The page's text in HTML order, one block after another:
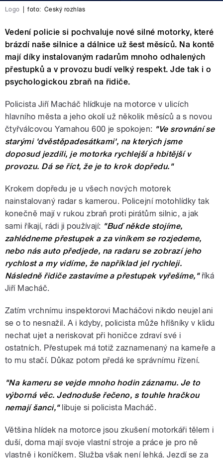
Logo foto: Český rozhlas
Vedení policie si pochvaluje nové silné motorky, které
brázdí naše silnice a dálnice už šest měsíců. Na kontě
mají díky instalovaným radarům mnoho odhalených
přestupků a v provozu budí velký respekt. Jde tak i o
psychologickou zbraň na řidiče.
Policista Jiří Macháč hlídkuje na motorce v ulicích
hlavního města a jeho okolí už několik měsíců a s novou
čtyřválcovou Yamahou 600 je spokojen: "Ve srovnání se
starými 'dvěstěpadesátkami', na kterých jsme
doposud jezdili, je motorka rychlejší a hbitější v
provozu. Dá se říct, že je to krok dopředu."
Krokem dopředu je u všech nových motorek
nainstalovaný radar s kamerou. Policejní motohlídky tak
konečně mají v rukou zbraň proti pirátům silnic, a jak
sami říkají, rádi ji používají: "Buď někde stojíme,
zahlédneme přestupek a za viníkem se rozjedeme,
nebo nás auto předjede, na radaru se zobrazí jeho
rychlost a my vidíme, že například jel rychleji.
Následně řidiče zastavíme a přestupek vyřešíme,"říká
Jiří Macháč.
Zatím vrchnímu inspektorovi Macháčovi nikdo neujel ani
se o to nesnažil. A i kdyby, policista může hříšníky v klidu
nechat ujet a neriskovat při honičce zdraví své i
ostatních. Přestupek má totiž zaznamenaný na kameře a
to mu stačí. Důkaz potom předá ke správnímu řízení.
"Na kameru se vejde mnoho hodin záznamu. Je to
výborná věc. Jednoduše řečeno, s touhle hračkou
nemají šanci,"libuje si policista Macháč.
Většina hlídek na motorce jsou zkušení motorkáři tělem i
duší, doma mají svoje vlastní stroje a práce je pro ně
vlastně i koníčkem. Služba však není lehká. Jezdí se za